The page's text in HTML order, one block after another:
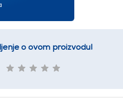
o ovom proizvodu!